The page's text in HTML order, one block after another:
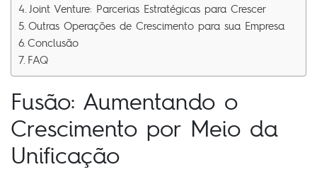
Joint Venture: Parcerias Estratégicas para Crescer
Outras Operações de Crescimento para sua Empresa
Conclusão
FAQ
Fusão: Aumentando o
Crescimento por Meio da
Unificação